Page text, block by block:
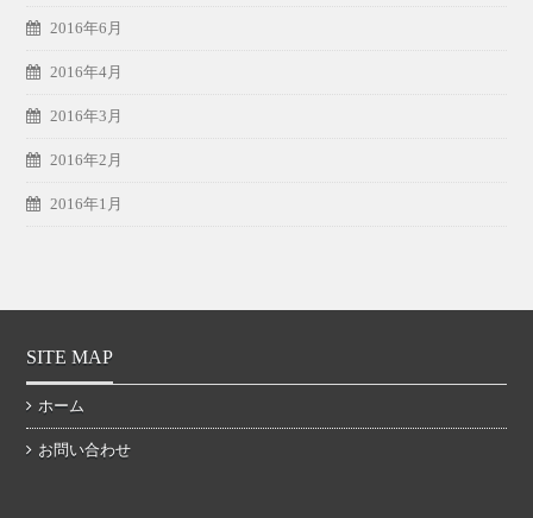
2016年6月
2016年4月
2016年3月
2016年2月
2016年1月
SITE MAP
ホーム
お問い合わせ